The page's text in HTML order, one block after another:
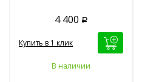
4 400 Р
Купить в 1 клик
В наличии